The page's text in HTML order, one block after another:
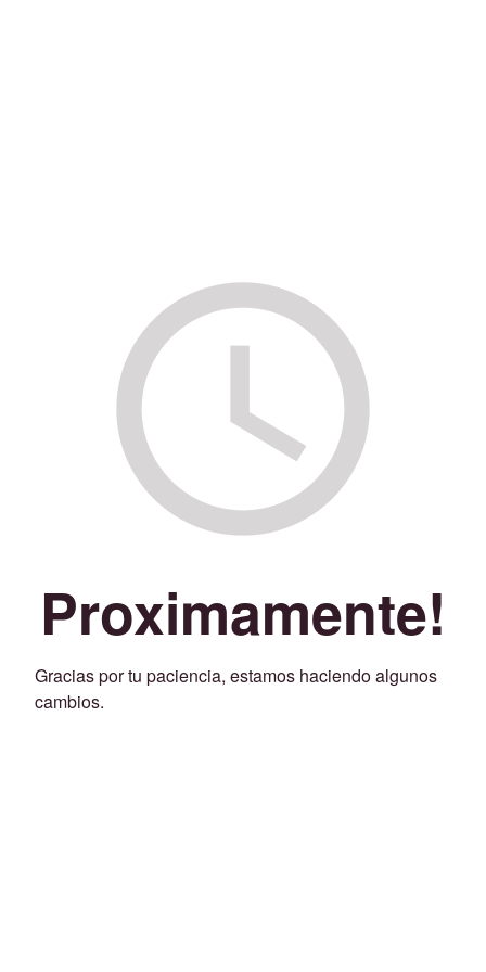
Proximamente!
Gracias por tu paciencia, estamos haciendo algunos
cambios.